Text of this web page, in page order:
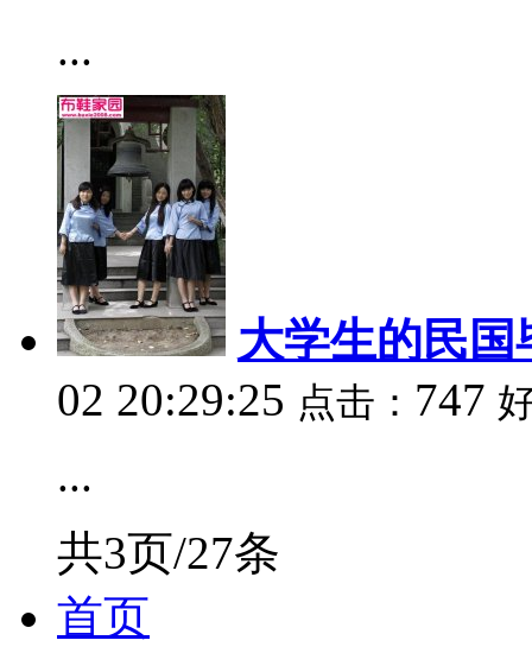
...
大学生的民国
02 20:29:25 点击： 747
...
共3页/27条
首页